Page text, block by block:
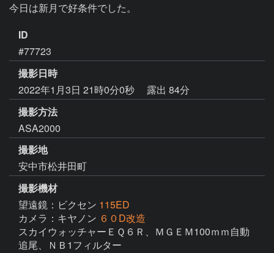
今日は新月で好条件でした。
ID
#77723
撮影日時
2022年1月3日 21時0分0秒
露出 84分
撮影方法
ASA2000
撮影地
安中市松井田町
撮影機材
望遠鏡：ビクセン 115ED
カメラ：キヤノン ６０D改造
スカイウォッチャーＥＱ６Ｒ、ＭＧＥＭ100ｍｍ自動
追尾、ＮＢ1フィルター